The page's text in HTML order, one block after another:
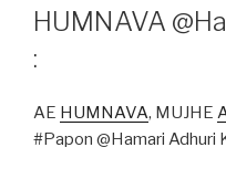
ON
HUMNAVA
:
AE HUMNAVA, MUJHE
#Papon @Hamari Adhuri